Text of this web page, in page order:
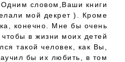
словом,Ваши книги
мой декрет ). Кроме
конечно. Мне бы очень
чтобы в жизни моих детей
такой человек, как Вы,
бы их любить, в том